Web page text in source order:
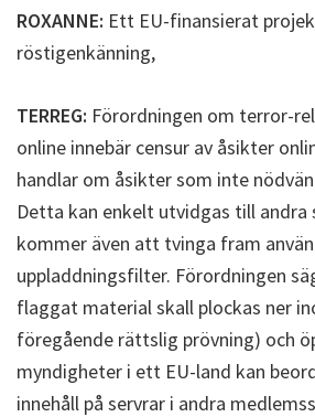
ROXANNE: Ett EU-finansierat
röstigenkänning,
TERREG: Förordningen om terror-
online innebär censur av åsikter
handlar om åsikter som inte
Detta kan enkelt utvidgas till andra
kommer även att tvinga fram
uppladdningsfilter. Förordningen
flaggat material skall plockas ner
föregående rättslig prövning) och
myndigheter i ett EU-land kan
innehåll på servrar i andra